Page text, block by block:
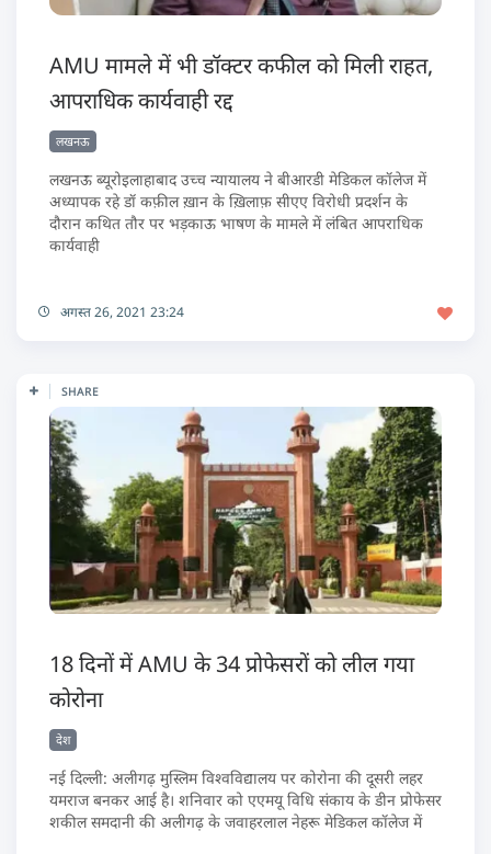
AMU मामले में भी डॉक्टर कफील को मिली राहत,
आपराधिक कार्यवाही रद्द
लखनऊ
लखनऊ ब्यूरोइलाहाबाद उच्च न्यायालय ने बीआरडी मेडिकल कॉलेज में
अध्यापक रहे डॉ कफ़ील ख़ान के ख़िलाफ़ सीएए विरोधी प्रदर्शन के
दौरान कथित तौर पर भड़काऊ भाषण के मामले में लंबित आपराधिक
कार्यवाही
अगस्त 26, 2021 23:24
SHARE
18 दिनों में AMU के 34 प्रोफेसरों को लील गया
कोरोना
देश
नई दिल्ली: अलीगढ़ मुस्लिम विश्वविद्यालय पर कोरोना की दूसरी लहर
यमराज बनकर आई है। शनिवार को एएमयू विधि संकाय के डीन प्रोफेसर
शकील समदानी की अलीगढ़ के जवाहरलाल नेहरू मेडिकल कॉलेज में